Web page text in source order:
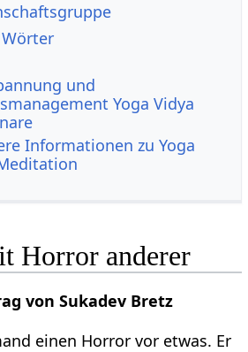
und
Yoga Vidya
Informationen zu Yoga
Horror anderer
von Sukadev Bretz
einen Horror vor etwas. Er